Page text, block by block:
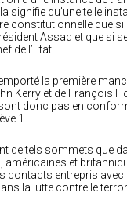
signifie qu’une telle
constitutionnelle que
Assad et que si
de l’Etat.
la première
Kerry et de François
donc pas en
1.
de tels sommets que
américaines et
contacts entrepris avec
la lutte contre le